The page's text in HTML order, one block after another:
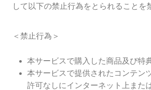
して以下の禁止行為をとられることを
＜禁止行為＞
本サービスで購入した商品及び特
本サービスで提供されたコンテン
許可なしにインターネット上また